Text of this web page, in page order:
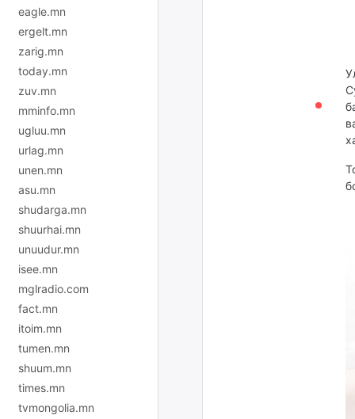
eagle.mn
ergelt.mn
zarig.mn
today.mn
zuv.mn
mminfo.mn
ugluu.mn
urlag.mn
unen.mn
asu.mn
shudarga.mn
shuurhai.mn
unuudur.mn
isee.mn
mglradio.com
fact.mn
itoim.mn
tumen.mn
shuum.mn
times.mn
tvmongolia.mn